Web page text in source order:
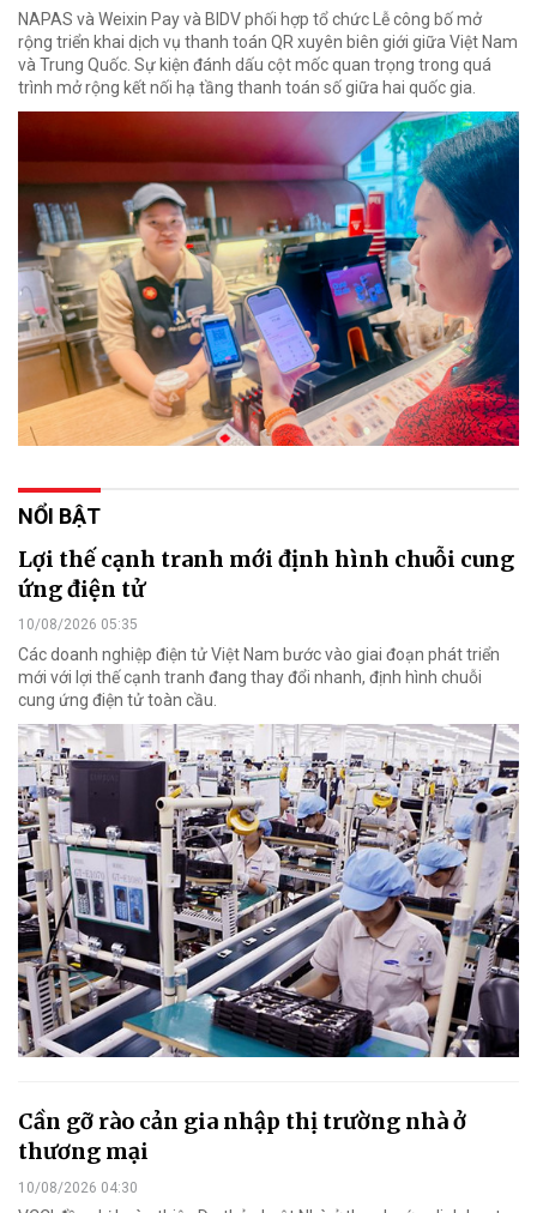
NAPAS và Weixin Pay và BIDV phối hợp tổ chức Lễ công bố mở
rộng triển khai dịch vụ thanh toán QR xuyên biên giới giữa Việt Nam
và Trung Quốc. Sự kiện đánh dấu cột mốc quan trọng trong quá
trình mở rộng kết nối hạ tầng thanh toán số giữa hai quốc gia.
NỔI BẬT
Lợi thế cạnh tranh mới định hình chuỗi cung
ứng điện tử
10/08/2026 05:35
Các doanh nghiệp điện tử Việt Nam bước vào giai đoạn phát triển
mới với lợi thế cạnh tranh đang thay đổi nhanh, định hình chuỗi
cung ứng điện tử toàn cầu.
Cần gỡ rào cản gia nhập thị trường nhà ở
thương mại
10/08/2026 04:30